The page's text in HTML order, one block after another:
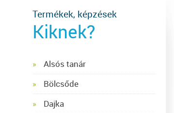
Termékek, képzések
Kiknek?
Alsós tanár
Bölcsőde
Dajka